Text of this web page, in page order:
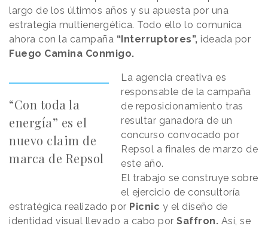
largo de los últimos años y su apuesta por una
estrategia multienergética. Todo ello lo comunica
ahora con la campaña “Interruptores”, ideada por
Fuego Camina Conmigo.
“Con toda la
energía” es el
nuevo claim de
marca de Repsol
La agencia creativa es
responsable de la campaña
de reposicionamiento tras
resultar ganadora de un
concurso convocado por
Repsol a finales de marzo de
este año.
El trabajo se construye sobre
el ejercicio de consultoría
estratégica realizado por Picnic y el diseño de
identidad visual llevado a cabo por Saffron. Así, se